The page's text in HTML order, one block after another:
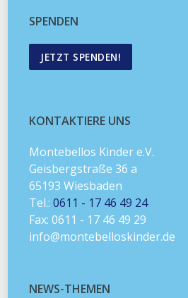
SPENDEN
JETZT SPENDEN!
KONTAKTIERE UNS
Montebellos Kinder e.V.
Geisbergstraße 36 a
65193 Wiesbaden
Tel.:0611 - 17 46 49 24
Fax: 0611 - 17 46 49 29
info@montebelloskinder.de
NEWS-THEMEN